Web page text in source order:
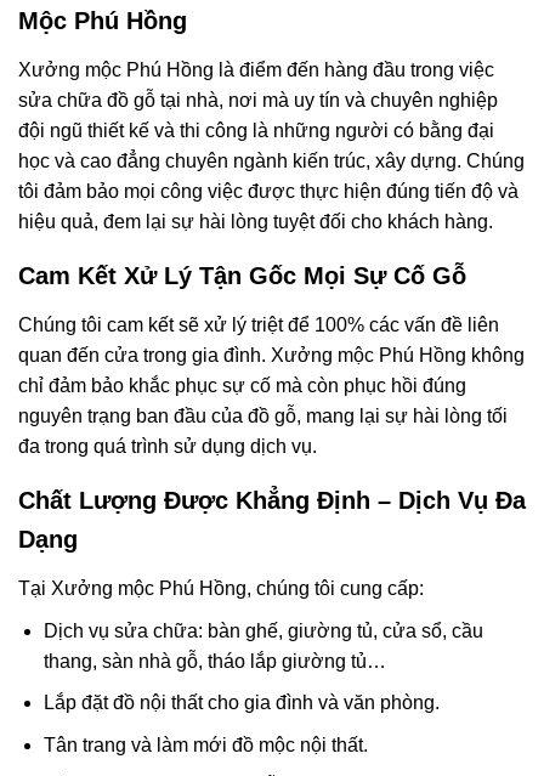
Mộc Phú Hồng
Xưởng mộc Phú Hồng là điểm đến hàng đầu trong việc
sửa chữa đồ gỗ tại nhà, nơi mà uy tín và chuyên nghiệp
đội ngũ thiết kế và thi công là những người có bằng đại
học và cao đẳng chuyên ngành kiến trúc, xây dựng. Chúng
tôi đảm bảo mọi công việc được thực hiện đúng tiến độ và
hiệu quả, đem lại sự hài lòng tuyệt đối cho khách hàng.
Cam Kết Xử Lý Tận Gốc Mọi Sự Cố Gỗ
Chúng tôi cam kết sẽ xử lý triệt để 100% các vấn đề liên
quan đến cửa trong gia đình. Xưởng mộc Phú Hồng không
chỉ đảm bảo khắc phục sự cố mà còn phục hồi đúng
nguyên trạng ban đầu của đồ gỗ, mang lại sự hài lòng tối
đa trong quá trình sử dụng dịch vụ.
Chất Lượng Được Khẳng Định – Dịch Vụ Đa
Dạng
Tại Xưởng mộc Phú Hồng, chúng tôi cung cấp:
Dịch vụ sửa chữa: bàn ghế, giường tủ, cửa sổ, cầu
thang, sàn nhà gỗ, tháo lắp giường tủ…
Lắp đặt đồ nội thất cho gia đình và văn phòng.
Tân trang và làm mới đồ mộc nội thất.